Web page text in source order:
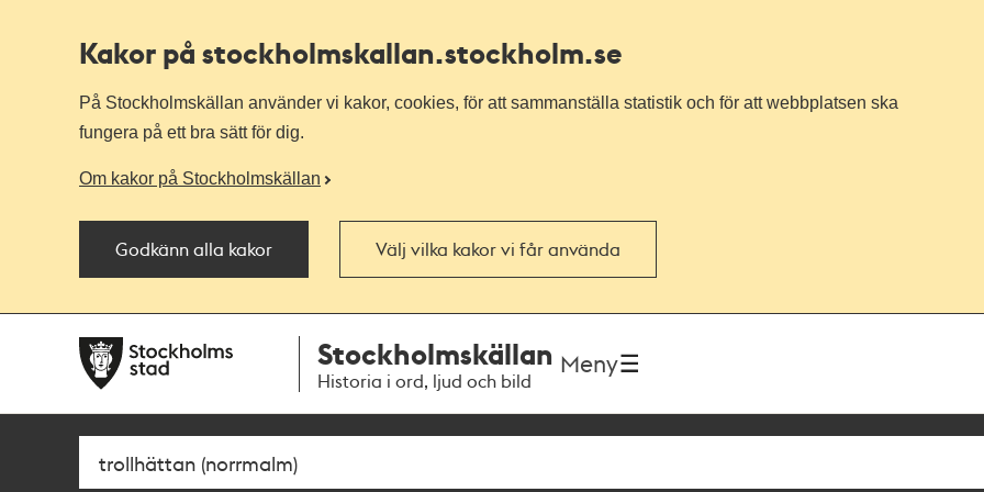
Kakor på stockholmskallan.stockholm.se
På Stockholmskällan använder vi kakor, cookies, för att sammanställa statistik och för att webbplatsen ska
fungera på ett bra sätt för dig.
Om kakor på Stockholmskällan
Godkänn alla kakor Välj vilka kakor vi får använda
navigationen
huvudinnehållet
Stockholmskällan
Historia i ord, ljud och bild
Meny
Sök